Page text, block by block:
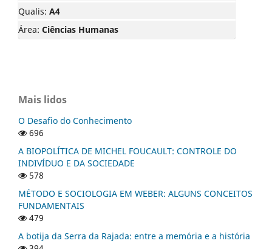
Qualis: A4
Área: Ciências Humanas
Mais lidos
O Desafio do Conhecimento
696
A BIOPOLÍTICA DE MICHEL FOUCAULT: CONTROLE DO
INDIVÍDUO E DA SOCIEDADE
578
MÉTODO E SOCIOLOGIA EM WEBER: ALGUNS CONCEITOS
FUNDAMENTAIS
479
A botija da Serra da Rajada: entre a memória e a história